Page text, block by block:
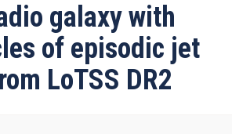
galaxy with
of episodic jet
LoTSS DR2